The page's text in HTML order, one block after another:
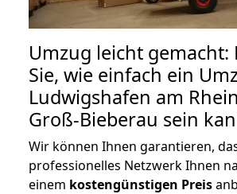
Umzug leicht gemacht:
Sie, wie einfach ein
Ludwigshafen am
Groß-Bieberau sein
Wir können Ihnen garantieren,
professionelles Netzwerk Ihnen
einem kostengünstigen Preis